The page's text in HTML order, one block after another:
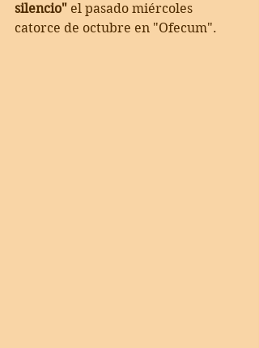
silencio" el pasado miércoles
catorce de octubre en "Ofecum".